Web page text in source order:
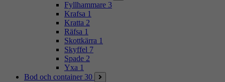
Fyllhammare 3
Krafsa 1
Kratta 2
Räfsa 1
Skottkärra 1
Skyffel 7
Spade 2
Yxa 1
Bod och container 30